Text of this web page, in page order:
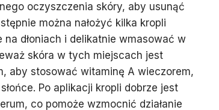
oczyszczenia skóry, aby usunąć
można nałożyć kilka kropli
dłoniach i delikatnie wmasować w
skóra w tych miejscach jest
aby stosować witaminę A wieczorem,
Po aplikacji kropli dobrze jest
co pomoże wzmocnić działanie